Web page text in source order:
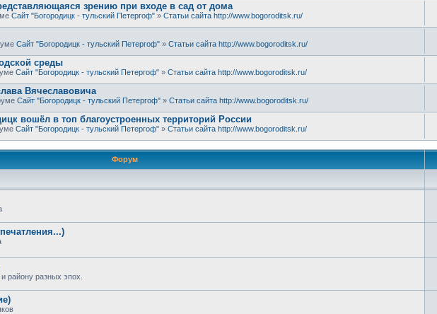
зрению при входе в сад от дома
Сайт "Богородицк - тульский Петергоф" » Статьи сайта http://www.bogoroditsk.ru/
Сайт "Богородицк - тульский Петергоф" » Статьи сайта http://www.bogoroditsk.ru/
среды
Сайт "Богородицк - тульский Петергоф" » Статьи сайта http://www.bogoroditsk.ru/
Вячеславовича
Сайт "Богородицк - тульский Петергоф" » Статьи сайта http://www.bogoroditsk.ru/
вошёл в топ благоустроенных территорий России
Сайт "Богородицк - тульский Петергоф" » Статьи сайта http://www.bogoroditsk.ru/
Форум
району разных эпох.